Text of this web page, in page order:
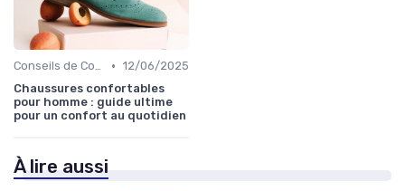
Conseils de Confort au Quotidien • 12/06/2025
Chaussures confortables
pour homme : guide ultime
pour un confort au quotidien
À lire aussi